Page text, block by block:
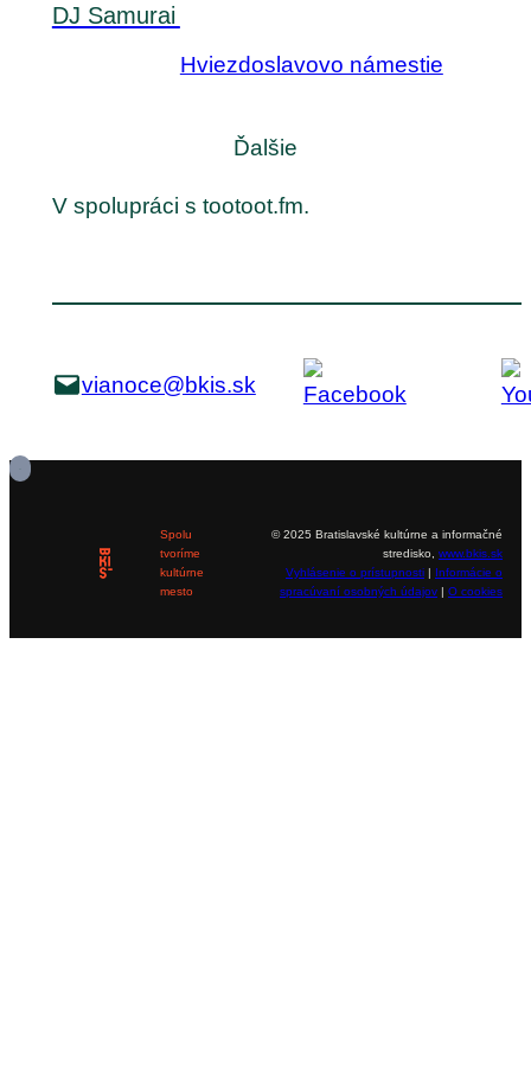
DJ Samurai
Hviezdoslavovo námestie
Ďalšie
V spolupráci s tootoot.fm.
vianoce@bkis.sk
Spolu
tvoríme
kultúrne
mesto
© 2025 Bratislavské kultúrne a informačné
stredisko, www.bkis.sk
Vyhlásenie o prístupnosti | Informácie o
spracúvaní osobných údajov | O cookies